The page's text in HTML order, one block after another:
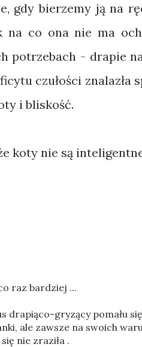
gdy bierzemy ją na
na co ona nie ma
potrzebach - drapie
czułości znalazła
i bliskość.
koty nie są
raz bardziej ...
drapiąco-gryzący pomału
ale zawsze na swoich
nie zraziła .